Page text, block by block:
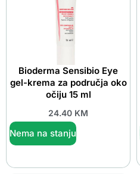
Bioderma Sensibio Eye
gel-krema za područja oko
očiju 15 ml
24.40 KM
Nema na stanju